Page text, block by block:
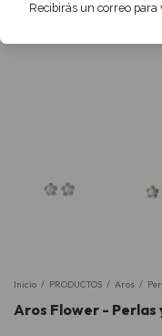
Inicio / PRODUCTOS / Aros /
Aros Flower - Perlas
Recibirás un correo